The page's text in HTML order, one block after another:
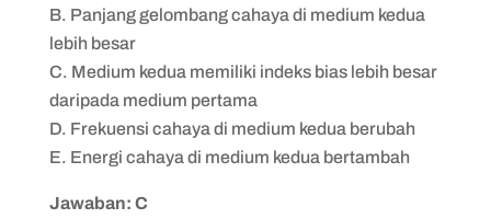
B. Panjang gelombang cahaya di medium kedua
lebih besar
C. Medium kedua memiliki indeks bias lebih besar
daripada medium pertama
D. Frekuensi cahaya di medium kedua berubah
E. Energi cahaya di medium kedua bertambah
Jawaban: C